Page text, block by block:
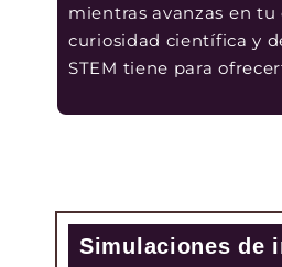
mientras avanzas en tu
curiosidad científica y
STEM tiene para
Simulaciones de